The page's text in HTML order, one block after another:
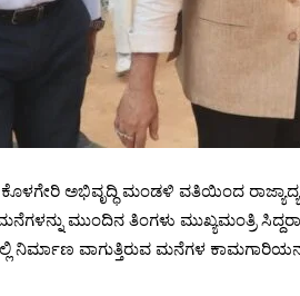
ಕೊಳಗೇರಿ ಅಭಿವೃದ್ಧಿ ಮಂಡಳಿ ವತಿಯಿಂದ
ಮುಂದಿನ ತಿಂಗಳು ಮುಖ್ಯಮಂತ್ರಿ
ನಿರ್ಮಾಣ ವಾಗುತ್ತಿರುವ ಮನೆಗಳ